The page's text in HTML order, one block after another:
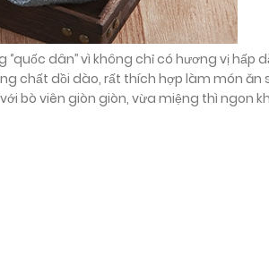
dân’’ vì không chỉ có hương vị hấp
chất dồi dào, rất thích hợp làm món ăn
bò viên giòn giòn, vừa miệng thì ngon